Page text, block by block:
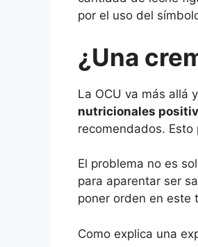
por el uso del
¿Una
La OCU va más allá
nutricionales
recomendados.
El problema no es
para aparentar ser
poner orden en este
Como explica una